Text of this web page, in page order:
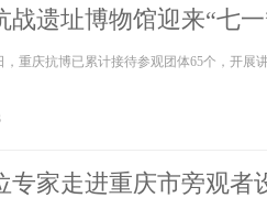
战遗址博物馆迎来“七
，重庆抗博已累计接待参观团体65个，开展
专家走进重庆市旁观者